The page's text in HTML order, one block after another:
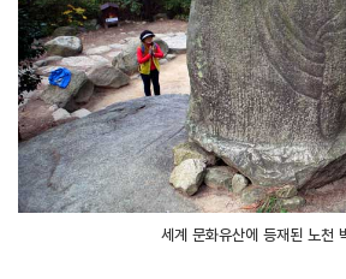
세계 문화유산에 등재된 노천